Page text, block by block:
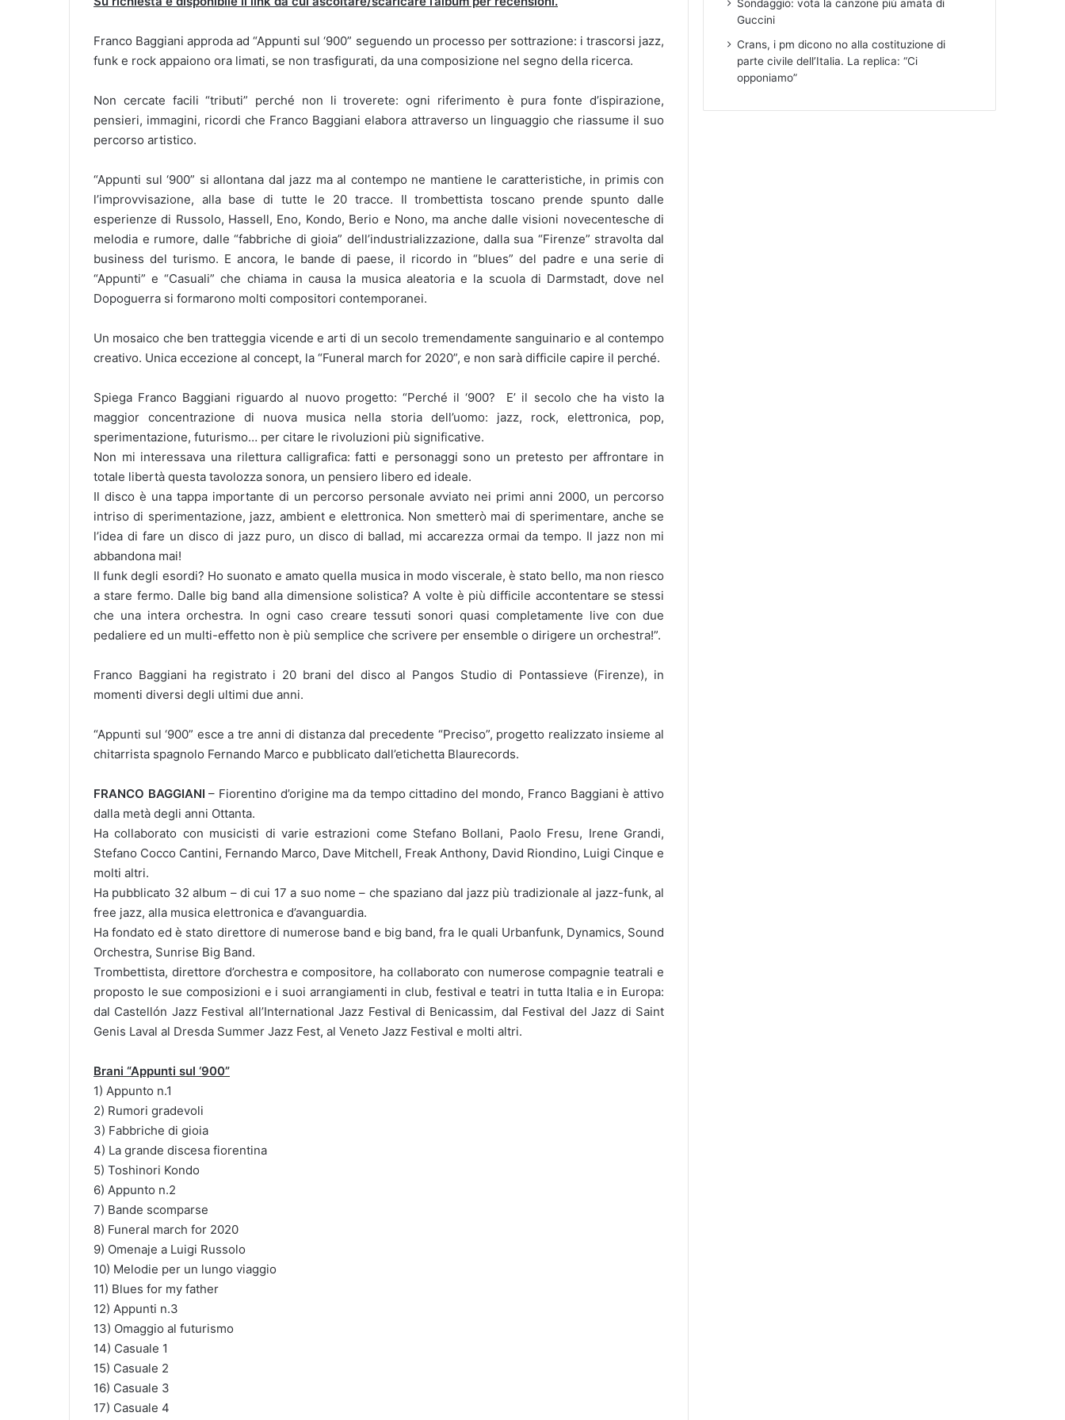
Franco Baggiani approda ad “Appunti sul ‘900” seguendo un processo per sottrazione: i trascorsi jazz,
funk e rock appaiono ora limati, se non trasfigurati, da una composizione nel segno della ricerca.
Non cercate facili “tributi” perché non li troverete: ogni riferimento è pura fonte d’ispirazione,
pensieri, immagini, ricordi che Franco Baggiani elabora attraverso un linguaggio che riassume il suo
percorso artistico.
“Appunti sul ‘900” si allontana dal jazz ma al contempo ne mantiene le caratteristiche, in primis con
l’improvvisazione, alla base di tutte le 20 tracce. Il trombettista toscano prende spunto dalle
esperienze di Russolo, Hassell, Eno, Kondo, Berio e Nono, ma anche dalle visioni novecentesche di
melodia e rumore, dalle “fabbriche di gioia” dell’industrializzazione, dalla sua “Firenze” stravolta dal
business del turismo. E ancora, le bande di paese, il ricordo in “blues” del padre e una serie di
“Appunti” e “Casuali” che chiama in causa la musica aleatoria e la scuola di Darmstadt, dove nel
Dopoguerra si formarono molti compositori contemporanei.
Un mosaico che ben tratteggia vicende e arti di un secolo tremendamente sanguinario e al contempo
creativo. Unica eccezione al concept, la “Funeral march for 2020”, e non sarà difficile capire il perché.
Spiega Franco Baggiani riguardo al nuovo progetto: “Perché il ‘900? E’ il secolo che ha visto la
maggior concentrazione di nuova musica nella storia dell’uomo: jazz, rock, elettronica, pop,
sperimentazione, futurismo… per citare le rivoluzioni più significative.
Non mi interessava una rilettura calligrafica: fatti e personaggi sono un pretesto per affrontare in
totale libertà questa tavolozza sonora, un pensiero libero ed ideale.
Il disco è una tappa importante di un percorso personale avviato nei primi anni 2000, un percorso
intriso di sperimentazione, jazz, ambient e elettronica. Non smetterò mai di sperimentare, anche se
l’idea di fare un disco di jazz puro, un disco di ballad, mi accarezza ormai da tempo. Il jazz non mi
abbandona mai!
Il funk degli esordi? Ho suonato e amato quella musica in modo viscerale, è stato bello, ma non riesco
a stare fermo. Dalle big band alla dimensione solistica? A volte è più difficile accontentare se stessi
che una intera orchestra. In ogni caso creare tessuti sonori quasi completamente live con due
pedaliere ed un multi-effetto non è più semplice che scrivere per ensemble o dirigere un orchestra!”.
Franco Baggiani ha registrato i 20 brani del disco al Pangos Studio di Pontassieve (Firenze), in
momenti diversi degli ultimi due anni.
“Appunti sul ‘900” esce a tre anni di distanza dal precedente “Preciso”, progetto realizzato insieme al
chitarrista spagnolo Fernando Marco e pubblicato dall’etichetta Blaurecords.
FRANCO BAGGIANI– Fiorentino d’origine ma da tempo cittadino del mondo, Franco Baggiani è attivo
dalla metà degli anni Ottanta.
Ha collaborato con musicisti di varie estrazioni come Stefano Bollani, Paolo Fresu, Irene Grandi,
Stefano Cocco Cantini, Fernando Marco, Dave Mitchell, Freak Anthony, David Riondino, Luigi Cinque e
molti altri.
Ha pubblicato 32 album – di cui 17 a suo nome – che spaziano dal jazz più tradizionale al jazz-funk, al
free jazz, alla musica elettronica e d’avanguardia.
Ha fondato ed è stato direttore di numerose band e big band, fra le quali Urbanfunk, Dynamics, Sound
Orchestra, Sunrise Big Band.
Trombettista, direttore d’orchestra e compositore, ha collaborato con numerose compagnie teatrali e
proposto le sue composizioni e i suoi arrangiamenti in club, festival e teatri in tutta Italia e in Europa:
dal Castellón Jazz Festival all’International Jazz Festival di Benicassim, dal Festival del Jazz di Saint
Genis Laval al Dresda Summer Jazz Fest, al Veneto Jazz Festival e molti altri.
Brani “Appunti sul ‘900”
1) Appunto n.1
2) Rumori gradevoli
3) Fabbriche di gioia
4) La grande discesa fiorentina
5) Toshinori Kondo
6) Appunto n.2
7) Bande scomparse
8) Funeral march for 2020
9) Omenaje a Luigi Russolo
10) Melodie per un lungo viaggio
11) Blues for my father
12) Appunti n.3
13) Omaggio al futurismo
14) Casuale 1
15) Casuale 2
16) Casuale 3
17) Casuale 4
Sondaggio: vota la canzone più amata di
Guccini
Crans, i pm dicono no alla costituzione di
parte civile dell’Italia. La replica: “Ci
opponiamo”